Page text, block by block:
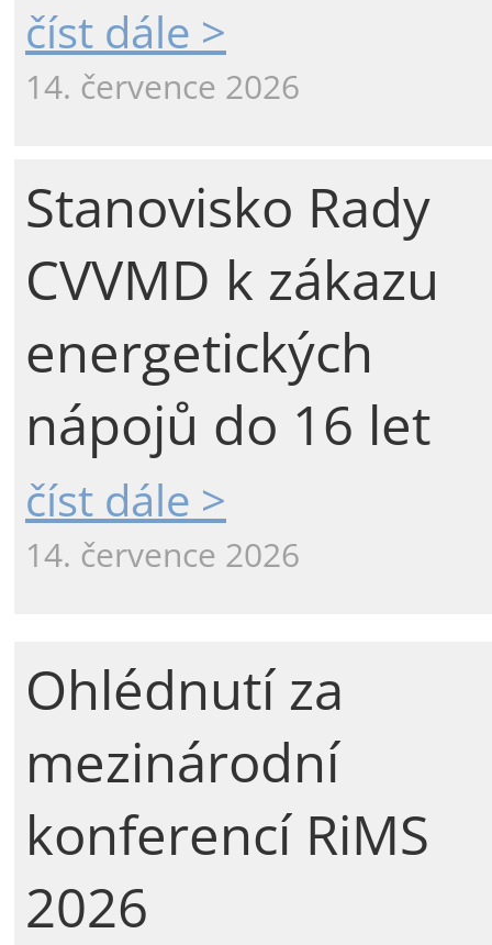
číst dále >
14. července 2026
Stanovisko Rady
CVVMD k zákazu
energetických
nápojů do 16 let
číst dále >
14. července 2026
Ohlédnutí za
mezinárodní
konferencí RiMS
2026